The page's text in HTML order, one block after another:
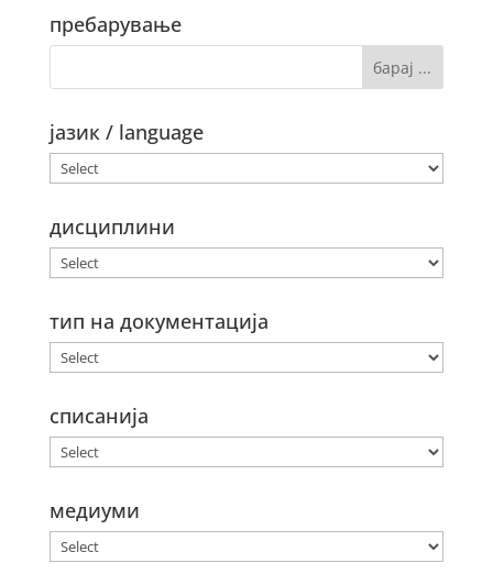
пребарување
јазик / language
дисциплини
тип на документација
списанија
медиуми